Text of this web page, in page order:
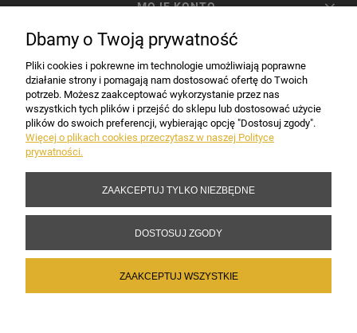
MOJE KONTO
INFORMACJE
Copyright 2017-2026 Sakramento.pl
Dbamy o Twoją prywatność
Pliki cookies i pokrewne im technologie umożliwiają poprawne
działanie strony i pomagają nam dostosować ofertę do Twoich
potrzeb. Możesz zaakceptować wykorzystanie przez nas
wszystkich tych plików i przejść do sklepu lub dostosować użycie
plików do swoich preferencji, wybierając opcję "Dostosuj zgody".
Więcej o plikach cookies przeczytasz w naszej Polityce
prywatności.
ZAAKCEPTUJ TYLKO NIEZBĘDNE
DOSTOSUJ ZGODY
ZAAKCEPTUJ WSZYSTKIE